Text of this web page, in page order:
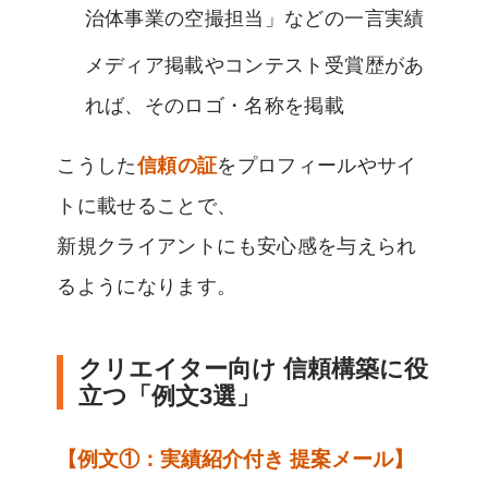
治体事業の空撮担当」などの一言実績
メディア掲載やコンテスト受賞歴があ
れば、そのロゴ・名称を掲載
こうした信頼の証をプロフィールやサイ
トに載せることで、
新規クライアントにも安心感を与えられ
るようになります。
クリエイター向け 信頼構築に役
立つ「例文3選」
【例文①：実績紹介付き 提案メール】